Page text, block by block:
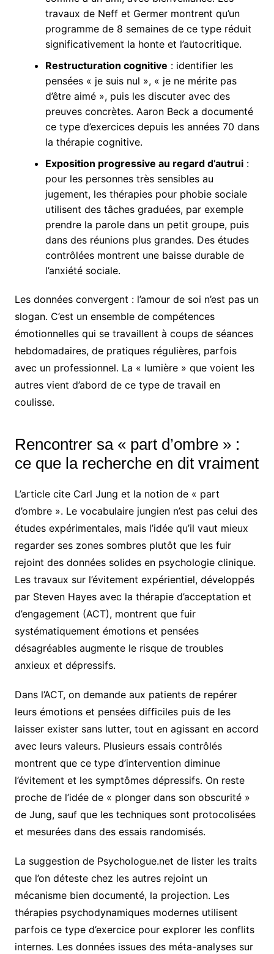
travaux de Neff et Germer montrent qu’un
programme de 8 semaines de ce type réduit
significativement la honte et l’autocritique.
Restructuration cognitive : identifier les
pensées « je suis nul », « je ne mérite pas
d’être aimé », puis les discuter avec des
preuves concrètes. Aaron Beck a documenté
ce type d’exercices depuis les années 70 dans
la thérapie cognitive.
Exposition progressive au regard d’autrui:
pour les personnes très sensibles au
jugement, les thérapies pour phobie sociale
utilisent des tâches graduées, par exemple
prendre la parole dans un petit groupe, puis
dans des réunions plus grandes. Des études
contrôlées montrent une baisse durable de
l’anxiété sociale.
Les données convergent : l’amour de soi n’est pas un
slogan. C’est un ensemble de compétences
émotionnelles qui se travaillent à coups de séances
hebdomadaires, de pratiques régulières, parfois
avec un professionnel. La « lumière » que voient les
autres vient d’abord de ce type de travail en
coulisse.
Rencontrer sa « part d’ombre » :
ce que la recherche en dit vraiment
L’article cite Carl Jung et la notion de « part
d’ombre ». Le vocabulaire jungien n’est pas celui des
études expérimentales, mais l’idée qu’il vaut mieux
regarder ses zones sombres plutôt que les fuir
rejoint des données solides en psychologie clinique.
Les travaux sur l’évitement expérientiel, développés
par Steven Hayes avec la thérapie d’acceptation et
d’engagement (ACT), montrent que fuir
systématiquement émotions et pensées
désagréables augmente le risque de troubles
anxieux et dépressifs.
Dans l’ACT, on demande aux patients de repérer
leurs émotions et pensées difficiles puis de les
laisser exister sans lutter, tout en agissant en accord
avec leurs valeurs. Plusieurs essais contrôlés
montrent que ce type d’intervention diminue
l’évitement et les symptômes dépressifs. On reste
proche de l’idée de « plonger dans son obscurité »
de Jung, sauf que les techniques sont protocolisées
et mesurées dans des essais randomisés.
La suggestion de Psychologue.net de lister les traits
que l’on déteste chez les autres rejoint un
mécanisme bien documenté, la projection. Les
thérapies psychodynamiques modernes utilisent
parfois ce type d’exercice pour explorer les conflits
internes. Les données issues des méta-analyses sur